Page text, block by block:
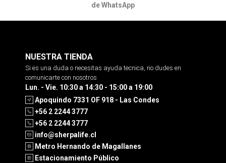
de WhatsApp
NUESTRA TIENDA
Si es una duda o necesitas ayuda tecnica, no dudes en
comunicarte con nosotros
Lun. - Vie. 10:30 a 14:30 - 15:00 a 19:00
Apoquindo 7331 OF 918 - Las Condes
+56 2 2244 3777
+56 2 2244 3777
info@sherpalife.cl
Metro Hernando de Magallanes
Estacionamiento Público